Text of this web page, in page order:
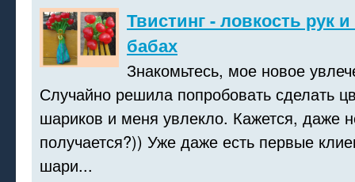
Твистинг - ловкость рук и
бабах
Знакомьтесь, мое новое
Случайно решила попробовать сделать
шариков и меня увлекло. Кажется, даже
получается?)) Уже даже есть первые
шари...